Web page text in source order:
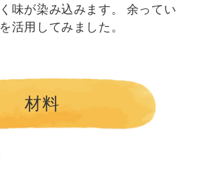
味が染み込みます。 余ってい
活用してみました。
材料